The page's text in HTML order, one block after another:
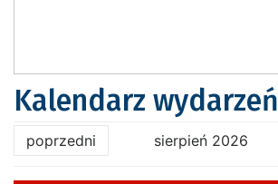
Kalendarz wydarzeń
poprzedni sierpień 2026